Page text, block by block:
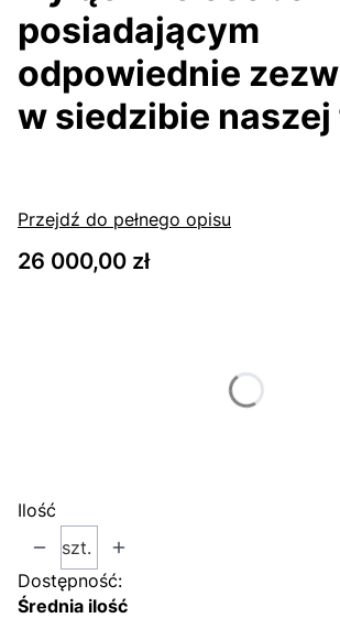
posiadającym
odpowiednie
w siedzibie
Przejdź do pełnego opisu
Cena
26 000,00 zł
Ilość
szt.
Dostępność:
Średnia ilość